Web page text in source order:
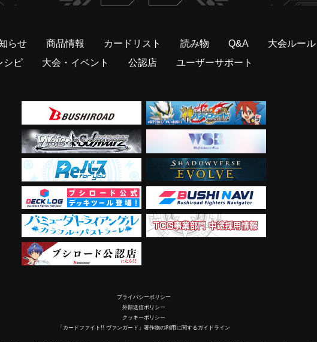
らせ 商品情報 カードリスト 読み物 Q&A
大会ルール
シピ
大会・イベント 公認店 ユーザーサポート
プライバシーポリシー
外部送信ポリシー
クッキーポリシー
「カードファイト!! ヴァンガード」著作物の利用に関するガイドライン